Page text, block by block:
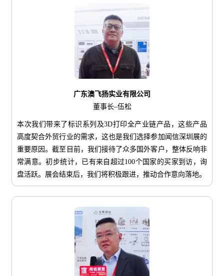
广东澳飞扬实业有限公司
董事长–伍松
本次我们带来了标识系列及3D打印全产业链产品，这些产品
高度契合外贸行业的需求，这也是我们选择参加闻信深圳展的
重要原因。截至目前，我们接待了众多国外客户，整体反响非
常满意。初步统计，已有来自超过100个国家的买家到访，询
盘活跃。展会结束后，我们将积极跟进，推动合作意向落地。